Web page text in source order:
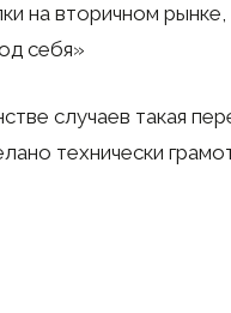
на вторичном
себя»
случаев такая
технически